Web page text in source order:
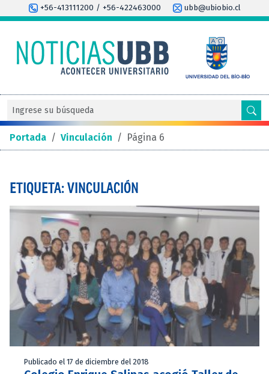
+56-413111200 / +56-422463000 ubb@ubiobio.cl
Portada / Vinculación / Página 6
ETIQUETA: VINCULACIÓN
Publicado el 17 de diciembre del 2018